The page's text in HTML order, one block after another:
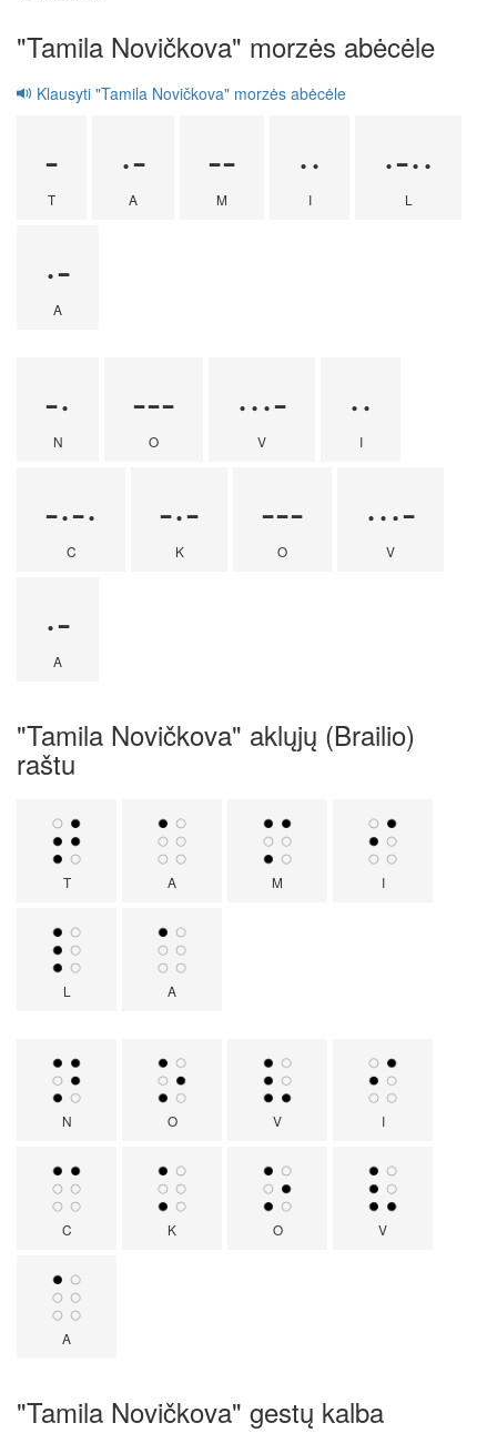
"Tamila Novičkova" morzės abėcėle
Klausyti "Tamila Novičkova" morzės abėcėle
-
T
·-
A
--
M
··
I
·-··
L
·-
A
-·
N
---
O
···-
V
··
I
-·-·
C
-·-
K
---
O
···-
V
·-
A
"Tamila Novičkova" aklųjų (Brailio)
raštu
T A M I
L A
N O V I
C K O V
A
"Tamila Novičkova" gestų kalba